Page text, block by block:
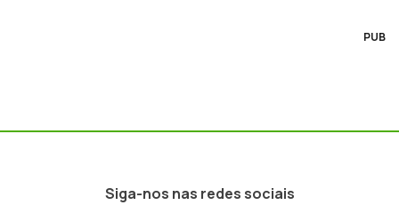
PUB
Siga-nos nas redes sociais